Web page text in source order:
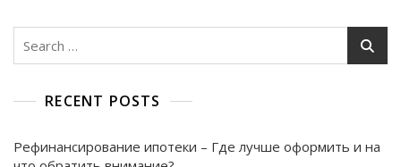
Закону
Основные
Search
RECENT POSTS
Рефинансирование ипотеки – Где лучше оформить и на